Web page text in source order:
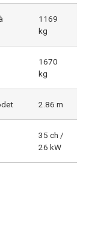
1169
kg
1670
kg
2.86 m
35 ch /
26 kW